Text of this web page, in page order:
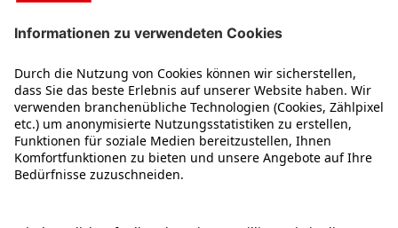
Kontakt
Karriere
Impressum
2 Jahre Garantie